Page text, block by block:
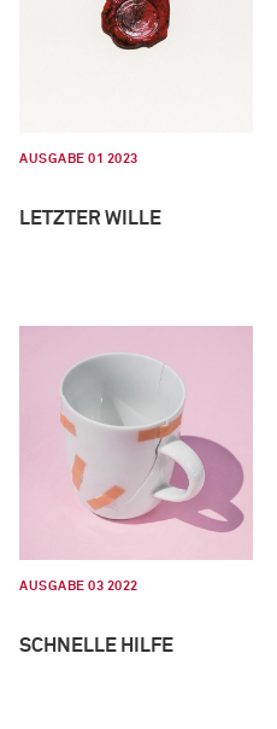
AUSGABE 01 2023
LETZTER WILLE
AUSGABE 03 2022
SCHNELLE HILFE